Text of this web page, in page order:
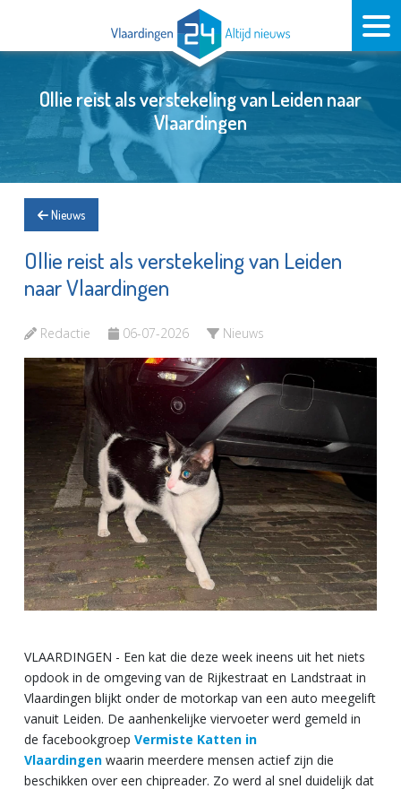
Ollie reist als verstekeling van Leiden naar
Vlaardingen
Nieuws
Ollie reist als verstekeling van Leiden
naar Vlaardingen
Redactie 06-07-2026 Nieuws
VLAARDINGEN - Een kat die deze week ineens uit het niets
opdook in de omgeving van de Rijkestraat en Landstraat in
Vlaardingen blijkt onder de motorkap van een auto meegelift
vanuit Leiden. De aanhenkelijke viervoeter werd gemeld in
de facebookgroep Vermiste Katten in
Vlaardingen waarin meerdere mensen actief zijn die
beschikken over een chipreader. Zo werd al snel duidelijk dat